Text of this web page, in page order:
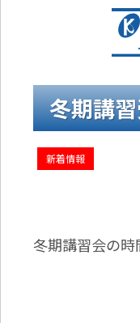
冬期講
新着情報
冬期講習会の時